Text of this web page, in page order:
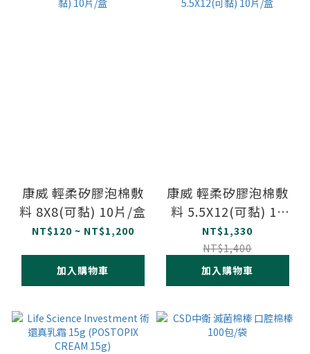
康威 輕柔矽膠泡棉敷
料 8X8(可黏) 10片/盒
NT$120 ~ NT$1,200
加入購物車
康威 輕柔矽膠泡棉敷
料 5.5X12(可黏) 10
片/盒
NT$1,330
NT$1,400
加入購物車